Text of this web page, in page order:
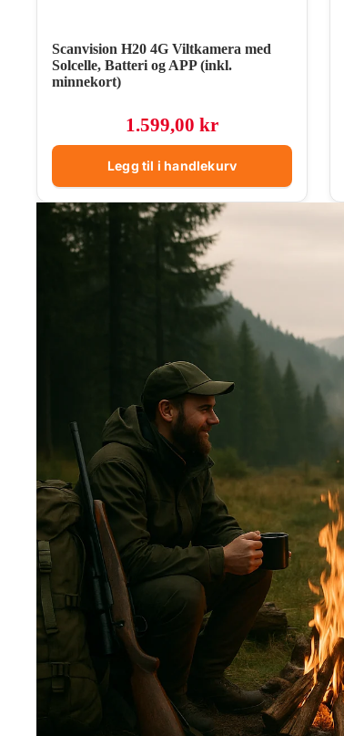
Scanvision H20 4G Viltkamera med
Solcelle, Batteri og APP (inkl.
minnekort)
1.599,00 kr
Legg til i handlekurv